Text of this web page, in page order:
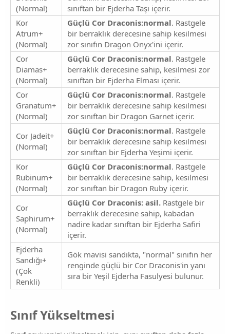
(Normal)
sınıftan bir Ejderha Taşı içerir.
Kor
Atrum+
(Normal)
Güçlü Cor Draconis:normal. Rastgele
bir berraklık derecesine sahip kesilmesi
zor sınıfın Dragon Onyx'ini içerir.
Cor
Diamas+
(Normal)
Güçlü Cor Draconis:normal. Rastgele
berraklık derecesine sahip, kesilmesi zor
sınıftan bir Ejderha Elması içerir.
Cor
Granatum+
(Normal)
Güçlü Cor Draconis:normal. Rastgele
bir berraklık derecesine sahip kesilmesi
zor sınıftan bir Dragon Garnet içerir.
Cor Jadeit+
(Normal)
Güçlü Cor Draconis:normal. Rastgele
bir berraklık derecesine sahip kesilmesi
zor sınıftan bir Ejderha Yeşimi içerir.
Kor
Rubinum+
(Normal)
Güçlü Cor Draconis:normal. Rastgele
bir berraklık derecesine sahip, kesilmesi
zor sınıftan bir Dragon Ruby içerir.
Cor
Saphirum+
(Normal)
Güçlü Cor Draconis: asil. Rastgele bir
berraklık derecesine sahip, kabadan
nadire kadar sınıftan bir Ejderha Safiri
içerir.
Ejderha
Sandığı+
(Çok
Renkli)
Gök mavisi sandıkta, "normal" sınıfın her
renginde güçlü bir Cor Draconis'in yanı
sıra bir Yeşil Ejderha Fasulyesi bulunur.
Sınıf Yükseltmesi​